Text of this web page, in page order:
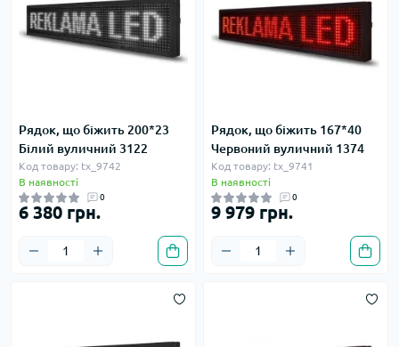
Рядок, що біжить 200*23
Білий вуличний 3122
Код товару: tx_9742
В наявності
0
6 380 грн.
Рядок, що біжить 167*40
Червоний вуличний 1374
Код товару: tx_9741
В наявності
0
9 979 грн.